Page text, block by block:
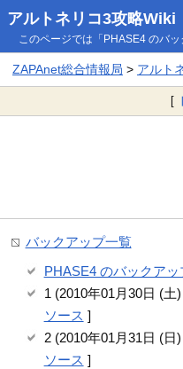
アルトネリコ3攻略Wiki
このページでは「PHASE4 のバ
ZAPAnet総合情報局 > アルト
[
バックアップ一覧
PHASE4 のバックアッ
1 (2010年01月30日 (土
ソース ]
2 (2010年01月31日 (日
ソース ]